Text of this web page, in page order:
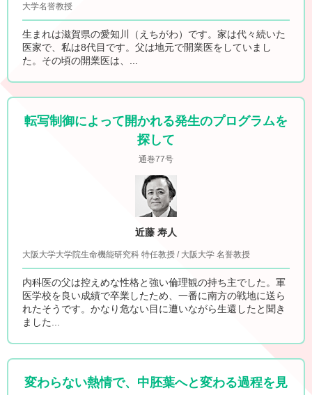
大学名誉教授
生まれは滋賀県の愛知川（えちがわ）です。家は代々続いた
医家で、私は8代目です。父は地元で開業医をしていまし
た。その頃の開業医は、...
転写制御によって開かれる発生のプログラムを
探して
通巻77号
近藤 寿人
大阪大学大学院生命機能研究科 特任教授 / 大阪大学 名誉教授
内科医の父は控えめな性格と強い倫理観の持ち主でした。軍
医学校を良い成績で卒業したため、一番に南方の戦地に送ら
れたそうです。かなり危ない目に遭いながら生還したと聞き
ました...
変わらない熱情で、中胚葉へと変わる過程を見